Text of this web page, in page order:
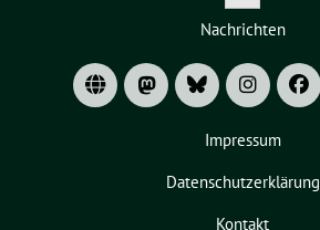
Zeige
Untermenü
Nachrichten
Impressum
Datenschutzerklärung
Kontakt